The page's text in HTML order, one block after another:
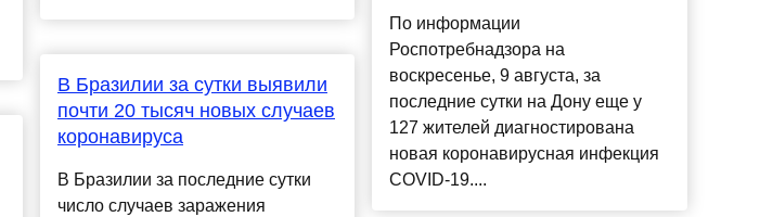
В Бразилии за сутки выявили
почти 20 тысяч новых случаев
коронавируса
В Бразилии за последние сутки
число случаев заражения
По информации
Роспотребнадзора на
воскресенье, 9 августа, за
последние сутки на Дону еще у
127 жителей диагностирована
новая коронавирусная инфекция
COVID-19....